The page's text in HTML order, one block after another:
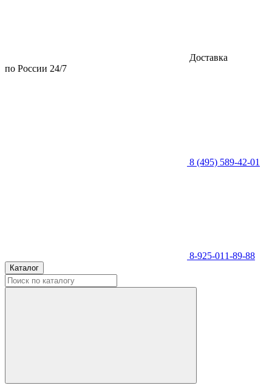
Доставка
по России 24/7
8 (495) 589-42-01
8-925-011-89-88
Каталог